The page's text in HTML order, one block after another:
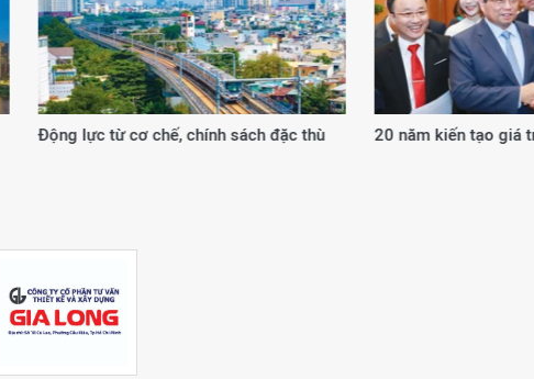
Động lực từ cơ chế, chính sách đặc thù 20 năm kiến tạo giá trị